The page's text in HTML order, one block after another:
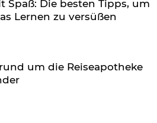
Spaß: Die besten Tipps, um
Lernen zu versüßen
um die Reiseapotheke